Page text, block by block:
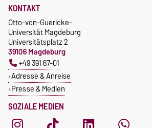
SOZIALE MEDIEN
KONTAKT
Otto-von-Guericke-
Universität Magdeburg
Universitätsplatz 2
39106 Magdeburg
+49 391 67-01
Adresse & Anreise
Presse & Medien